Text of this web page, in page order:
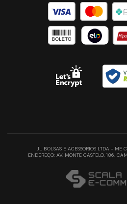
JL BOLSAS E ACESSORIOS LTDA - ME
ENDEREÇO: AV. MONTE CASTELO, 186.